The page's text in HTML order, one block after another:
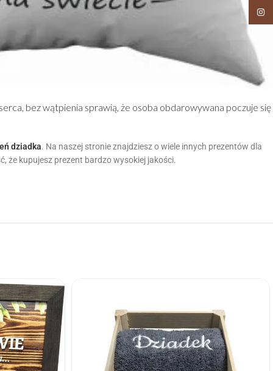
bez wątpienia sprawią, że osoba obdarowywana poczuje się
dziadka. Na naszej stronie znajdziesz o wiele innych prezentów dla
że kupujesz prezent bardzo wysokiej jakości.